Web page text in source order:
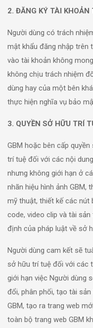
2. ĐĂNG KÝ TÀI KHOẢN
Người dùng có trách
mật khẩu đăng nhập trên
vào tài khoản không
không chịu trách nhiệm
dùng hay của một bên
thực hiện nghĩa vụ bảo
3. QUYỀN SỞ HỮU TRÍ
GBM hoặc bên cấp
trí tuệ đối với các nội
nhưng không giới hạn ở
nhãn hiệu hình ảnh GBM,
mỹ thuật, thiết kế các nút
code, video clip và tài
định của pháp luật về sở
Người dùng cam kết sẽ
sở hữu trí tuệ đối với các
giới hạn việc Người dùng
đổi, phân phối, tạo tài
GBM, tạo ra trang web
toàn bộ trang web GBM